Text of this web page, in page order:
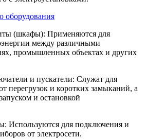
оборудования
(шкафы): Применяются для
между различными
промышленных объектах и других
и пускатели: Служат для
перегрузок и коротких замыканий, а
и остановкой
Используются для подключения и
от электросети.